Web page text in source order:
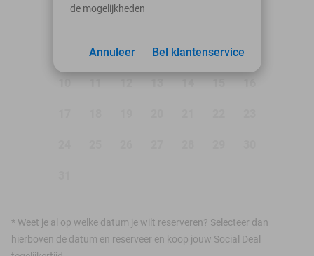
4 5 6 7 8
* Weet je al op welke datum je wilt reserveren? Selecteer dan
hierboven de datum en reserveer en koop jouw Social Deal
de mogelijkheden
Bel klantenservice
Annuleer